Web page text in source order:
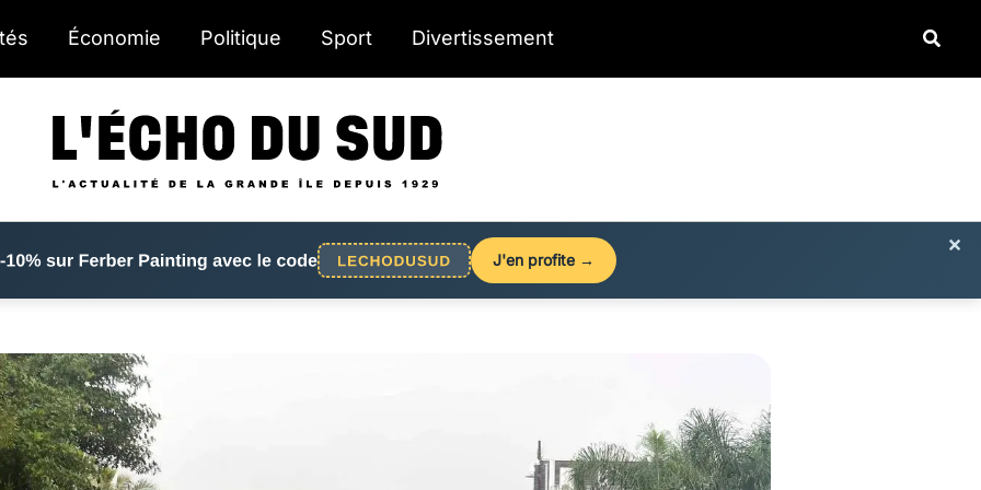
Économie Politique Sport Divertissement
×
J'en profite →